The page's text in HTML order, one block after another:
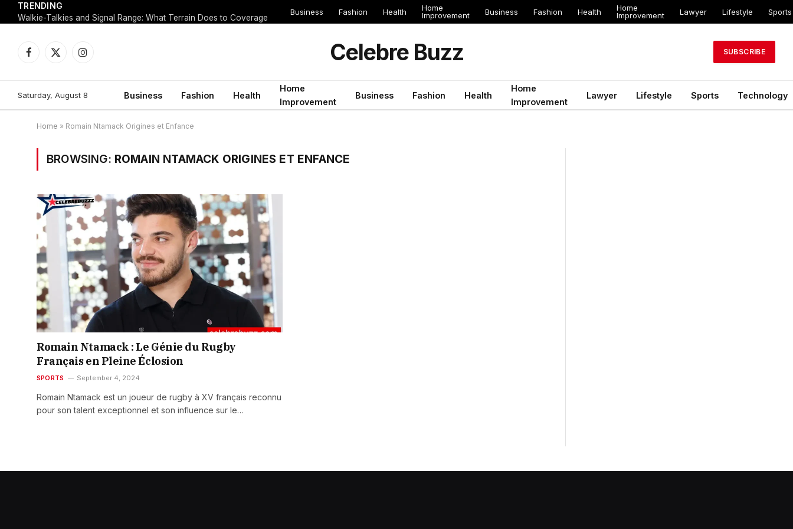
TRENDING
Walkie-Talkies and Signal Range: What Terrain Does to Coverage
Business Fashion Health
Home
Improvement
Business Fashion Health
Home
Improvement
Lawyer Lifestyle Sports
Facebook
X
Instagram Celebre Buzz SUBSCRIBE
Saturday, August 8 Business Fashion Health
Home
Improvement
Business Fashion Health
Home
Improvement
Lawyer Lifestyle Sports Technology
Home » Romain Ntamack Origines et Enfance
BROWSING: ROMAIN NTAMACK ORIGINES ET ENFANCE
Romain Ntamack : Le Génie du Rugby
Français en Pleine Éclosion
SPORTS September 4, 2024
Romain Ntamack est un joueur de rugby à XV français reconnu
pour son talent exceptionnel et son influence sur le…